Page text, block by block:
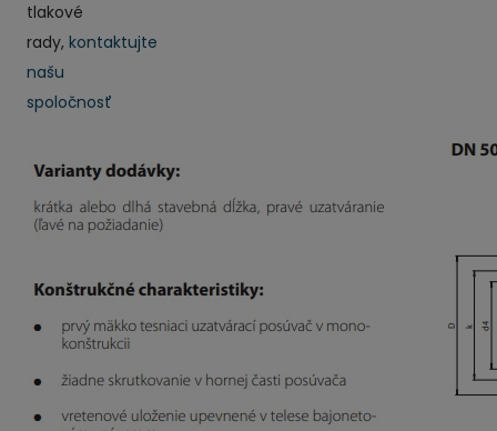
tlakové
rady, kontaktujte
našu
spoločnosť